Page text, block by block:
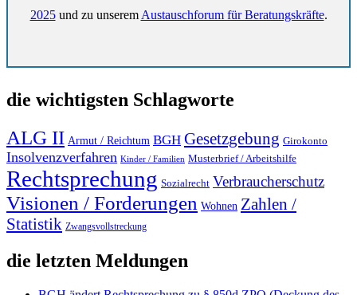
2025und zu unserem Austauschforum für Beratungskräfte.
die wichtigsten Schlagworte
ALG II Armut / Reichtum BGH Gesetzgebung Girokonto
Insolvenzverfahren Kinder / Familien Musterbrief / Arbeitshilfe
Rechtsprechung Sozialrecht Verbraucherschutz
Visionen / Forderungen Wohnen Zahlen /
Statistik Zwangsvollstreckung
die letzten Meldungen